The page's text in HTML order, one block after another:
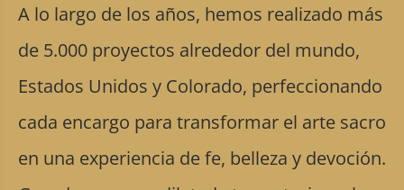
A lo largo de los años, hemos realizado más
de 5.000 proyectos alrededor del mundo,
Estados Unidos y Colorado, perfeccionando
cada encargo para transformar el arte sacro
en una experiencia de fe, belleza y devoción.